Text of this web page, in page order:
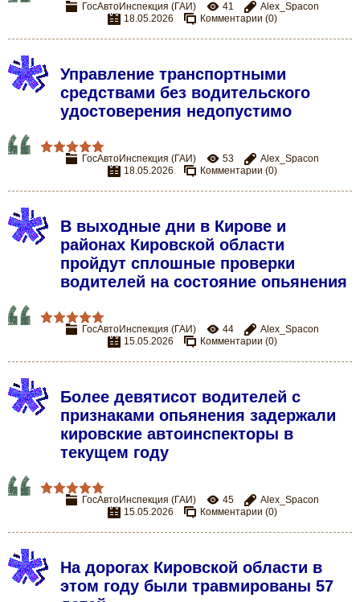
ГосАвтоИнспекция (ГАИ) 41
Alex_Spacon
18.05.2026
Комментарии (0)
Управление транспортными
средствами без водительского
удостоверения недопустимо
ГосАвтоИнспекция (ГАИ) 53
Alex_Spacon
18.05.2026
Комментарии (0)
В выходные дни в Кирове и
районах Кировской области
пройдут сплошные проверки
водителей на состояние опьянения
ГосАвтоИнспекция (ГАИ) 44
Alex_Spacon
15.05.2026
Комментарии (0)
Более девятисот водителей с
признаками опьянения задержали
кировские автоинспекторы в
текущем году
ГосАвтоИнспекция (ГАИ) 45
Alex_Spacon
15.05.2026
Комментарии (0)
На дорогах Кировской области в
этом году были травмированы 57